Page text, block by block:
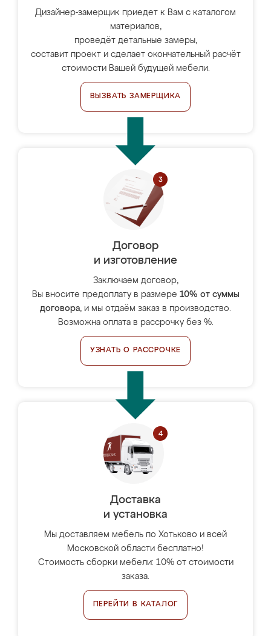
Дизайнер-замерщик приедет к Вам с каталогом
материалов,
проведёт детальные замеры,
составит проект и сделает окончательный расчёт
стоимости Вашей будущей мебели.
ВЫЗВАТЬ ЗАМЕРЩИКА
Договор
и изготовление
Заключаем договор,
Вы вносите предоплату в размере 10% от суммы
договора, и мы отдаём заказ в производство.
Возможна оплата в рассрочку без %.
УЗНАТЬ О РАССРОЧКЕ
Доставка
и установка
Мы доставляем мебель по Хотьково и всей
Московской области бесплатно!
Стоимость сборки мебели: 10% от стоимости
заказа.
ПЕРЕЙТИ В КАТАЛОГ